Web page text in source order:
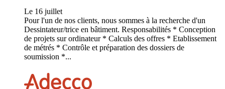
Le 16 juillet
Pour l'un de nos clients, nous sommes à la recherche d'un
Dessintateur/trice en bâtiment. Responsabilités * Conception
de projets sur ordinateur * Calculs des offres * Etablissement
de métrés * Contrôle et préparation des dossiers de
soumission *...